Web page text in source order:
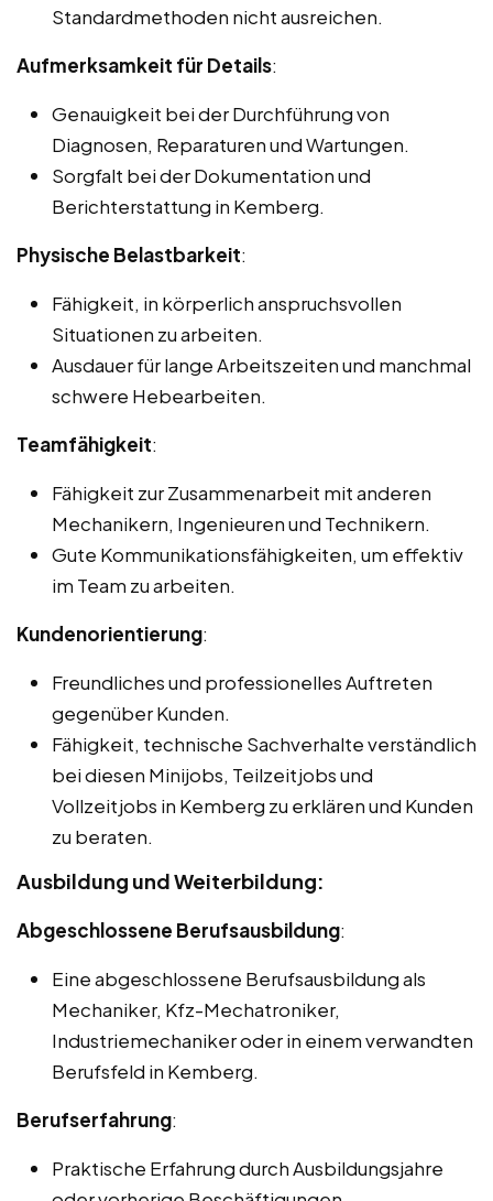
Standardmethoden nicht ausreichen.
Aufmerksamkeit für Details:
Genauigkeit bei der Durchführung von
Diagnosen, Reparaturen und Wartungen.
Sorgfalt bei der Dokumentation und
Berichterstattung in Kemberg.
Physische Belastbarkeit:
Fähigkeit, in körperlich anspruchsvollen
Situationen zu arbeiten.
Ausdauer für lange Arbeitszeiten und manchmal
schwere Hebearbeiten.
Teamfähigkeit:
Fähigkeit zur Zusammenarbeit mit anderen
Mechanikern, Ingenieuren und Technikern.
Gute Kommunikationsfähigkeiten, um effektiv
im Team zu arbeiten.
Kundenorientierung:
Freundliches und professionelles Auftreten
gegenüber Kunden.
Fähigkeit, technische Sachverhalte verständlich
bei diesen Minijobs, Teilzeitjobs und
Vollzeitjobs in Kemberg zu erklären und Kunden
zu beraten.
Ausbildung und Weiterbildung:
Abgeschlossene Berufsausbildung:
Eine abgeschlossene Berufsausbildung als
Mechaniker, Kfz-Mechatroniker,
Industriemechaniker oder in einem verwandten
Berufsfeld in Kemberg.
Berufserfahrung:
Praktische Erfahrung durch Ausbildungsjahre